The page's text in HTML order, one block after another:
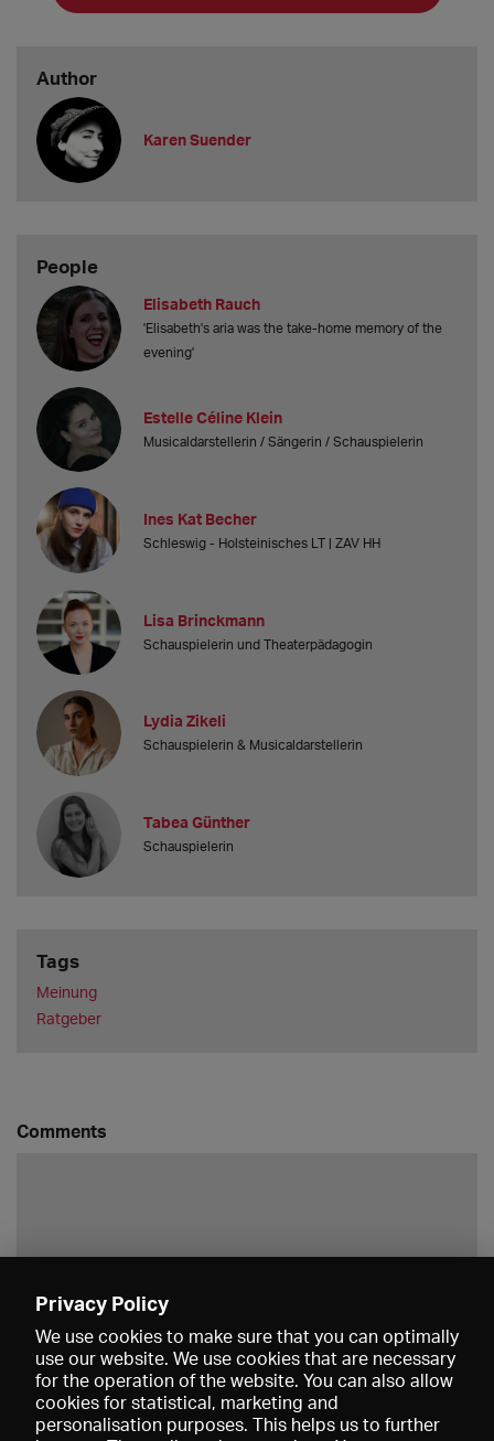
Author
Karen Suender
People
Elisabeth Rauch
'Elisabeth's aria was the take-home memory of the
evening'
Estelle Céline Klein
Musicaldarstellerin / Sängerin / Schauspielerin
Ines Kat Becher
Schleswig - Holsteinisches LT | ZAV HH
Lisa Brinckmann
Schauspielerin und Theaterpädagogin
Lydia Zikeli
Schauspielerin & Musicaldarstellerin
Tabea Günther
Schauspielerin
Tags
Meinung
Ratgeber
Comments
Privacy Policy
We use cookies to make sure that you can optimally
use our website. We use cookies that are necessary
for the operation of the website. You can also allow
cookies for statistical, marketing and
personalisation purposes. This helps us to further